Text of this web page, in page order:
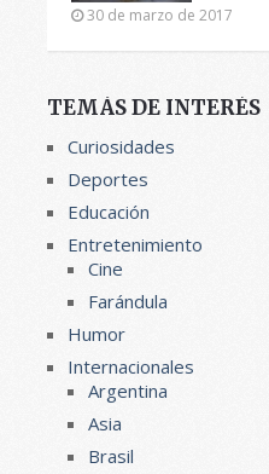
30 de marzo de 2017
TEMÁS DE INTERÉS
Curiosidades
Deportes
Educación
Entretenimiento
Cine
Farándula
Humor
Internacionales
Argentina
Asia
Brasil